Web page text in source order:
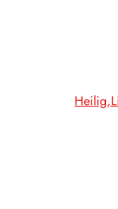
Heilig